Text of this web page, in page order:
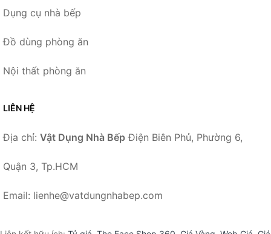
Dụng cụ nhà bếp
Đồ dùng phòng ăn
Nội thất phòng ăn
LIÊN HỆ
Địa chỉ: Vật Dụng Nhà Bếp Điện Biên Phủ, Phường 6,
Quận 3, Tp.HCM
Email: lienhe@vatdungnhabep.com